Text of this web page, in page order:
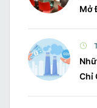
Mở
Chỉ